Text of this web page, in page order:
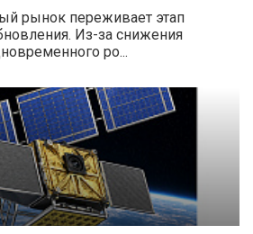
рынок переживает этап
Из-за снижения
ро...